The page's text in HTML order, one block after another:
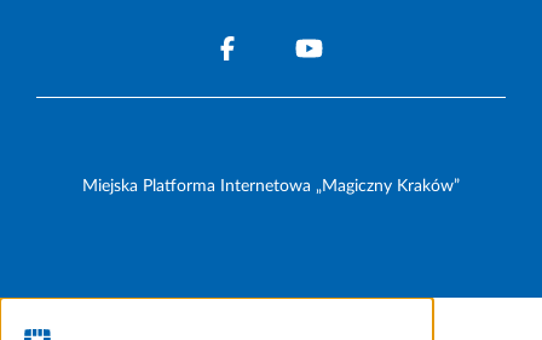
Miejska Platforma Internetowa „Magiczny Kraków”